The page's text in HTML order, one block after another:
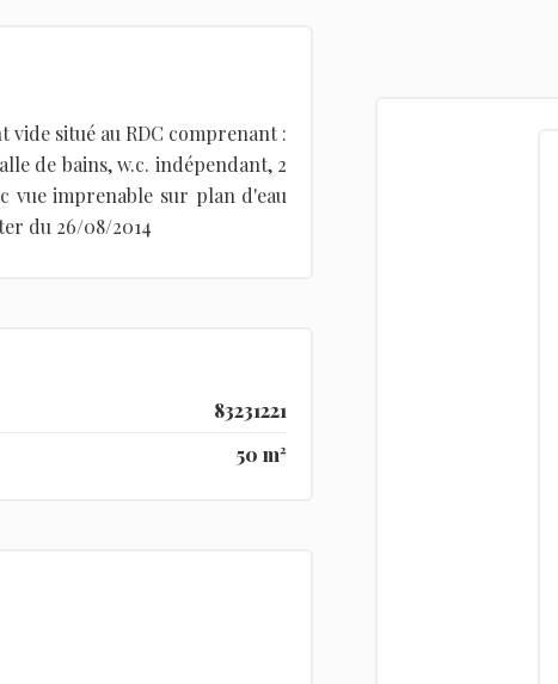
situé au RDC comprenant :
de bains, w.c. indépendant, 2
vue imprenable sur plan d'eau
du 26/08/2014
83231221
50 m²